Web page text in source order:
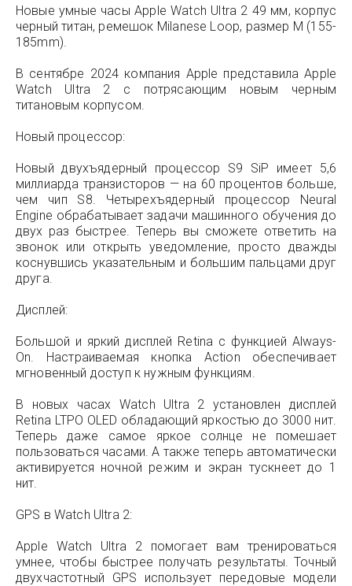
Новые умные часы Apple Watch Ultra 2 49 мм, корпус
черный титан, ремешок Milanese Loop, размер M (155-
185mm).
В сентябре 2024 компания Apple представила Apple
Watch Ultra 2 с потрясающим новым черным
титановым корпусом.
Новый процессор:
Новый двухъядерный процессор S9 SiP имеет 5,6
миллиарда транзисторов — на 60 процентов больше,
чем чип S8. Четырехъядерный процессор Neural
Engine обрабатывает задачи машинного обучения до
двух раз быстрее. Теперь вы сможете ответить на
звонок или открыть уведомление, просто дважды
коснувшись указательным и большим пальцами друг
друга.
Дисплей:
Большой и яркий дисплей Retina с функцией Always-
On. Настраиваемая кнопка Action обеспечивает
мгновенный доступ к нужным функциям.
В новых часах Watch Ultra 2 установлен дисплей
Retina LTPO OLED обладающий яркостью до 3000 нит.
Теперь даже самое яркое солнце не помешает
пользоваться часами. А также теперь автоматически
активируется ночной режим и экран тускнеет до 1
нит.
GPS в Watch Ultra 2:
Apple Watch Ultra 2 помогает вам тренироваться
умнее, чтобы быстрее получать результаты. Точный
двухчастотный GPS использует передовые модели